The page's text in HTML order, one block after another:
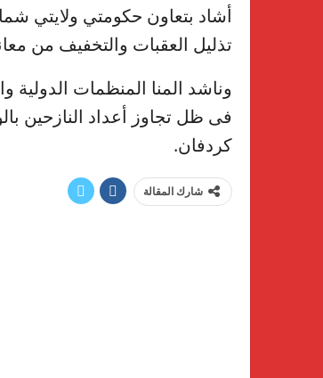
أشاد بتعاون حكومتي ولايتي
تذليل العقبات والتخفيف من
وناشد المنا المنظمات الدولية
كردفان.
شارك المقالة